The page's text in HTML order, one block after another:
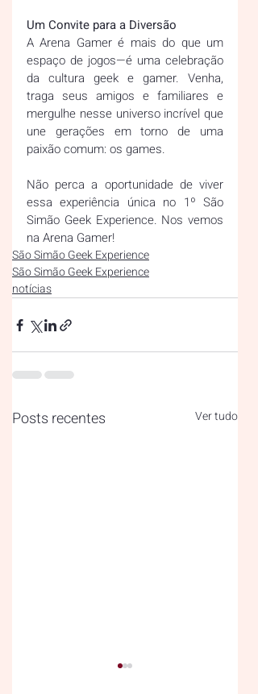
Um Convite para a Diversão
A Arena Gamer é mais do que um
espaço de jogos—é uma celebração
da cultura geek e gamer. Venha,
traga seus amigos e familiares e
mergulhe nesse universo incrível que
une gerações em torno de uma
paixão comum: os games.
Não perca a oportunidade de viver
essa experiência única no 1º São
Simão Geek Experience. Nos vemos
na Arena Gamer!
São Simão Geek Experience
São Simão Geek Experience
notícias
Posts recentes Ver tudo